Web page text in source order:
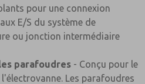
pour une connexion
E/S du système de
ou jonction intermédiaire
parafoudres - Conçu pour le
Les parafoudres